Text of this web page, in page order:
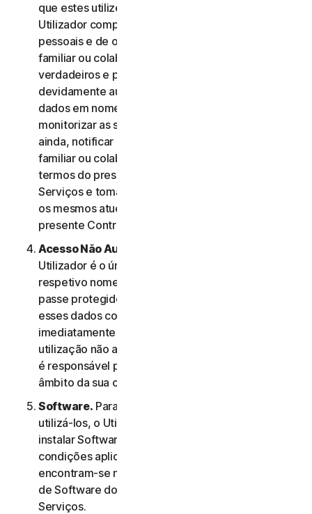
que estes utilizem os Serviços. Nesses casos, o
Utilizador compromete-se a fornecer dados
pessoais e de outros membros do seu agregado
familiar ou colaboradores da sua PE que sejam
verdadeiros e precisos e garante que está
devidamente autorizado para fornecer esses
dados em nome desses membros e para
monitorizar as suas contas. O Utilizador aceita,
ainda, notificar os membros do seu agregado
familiar ou colaboradores de PE relativamente aos
termos do presente Contrato de Licença e
Serviços e tomar as medidas necessárias para que
os mesmos atuem em conformidade com o
presente Contrato de Licença e Serviços.
Acesso Não Autorizado à Conta do Utilizador
Utilizador é o único responsável por manter o
respetivo nome de utilizador e a respetiva palavra-
passe protegidos. O Utilizador não deve partilhar
esses dados com outras pessoas e deve notificar
imediatamente a NortonLifeLock em caso de
utilização não autorizada dos mesmos. O Utilizador
é responsável por todas as atividades efetuadas no
âmbito da sua conta.
Software. Para aceder a determinados Serviços e
utilizá-los, o Utilizador poderá ter de transferir e
instalar Software num Dispositivo. Os termos e
condições aplicáveis à utilização desse Software
encontram-se na Cláusula 3.ª – Termos de Licença
de Software do presente Contrato de Licença e
Serviços.